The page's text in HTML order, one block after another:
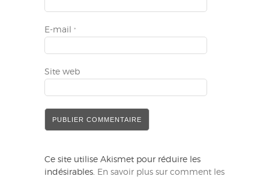
E-mail *
Site web
Ce site utilise Akismet pour réduire les
indésirables. En savoir plus sur comment les